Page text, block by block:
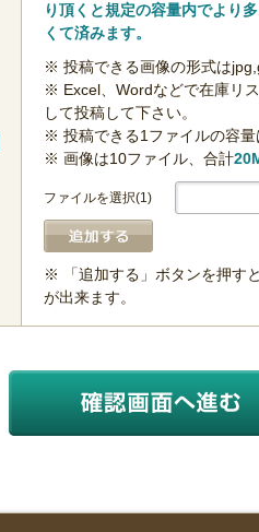
り頂くと規定の容量内でより
くて済みます。
※ 投稿できる画像の形式は
※ Excel、Wordなどで在庫リ
して投稿して下さい。
※ 投稿できる1ファイルの容量
※ 画像は10ファイル、合計
ファイルを選択(1)
※ 「追加する」ボタンを押す
が出来ます。